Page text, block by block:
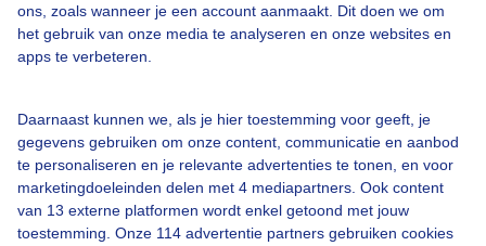
ons, zoals wanneer je een account aanmaakt. Dit doen we om
het gebruik van onze media te analyseren en onze websites en
apps te verbeteren.
Daarnaast kunnen we, als je hier toestemming voor geeft, je
gegevens gebruiken om onze content, communicatie en aanbod
te personaliseren en je relevante advertenties te tonen, en voor
marketingdoeleinden delen met 4 mediapartners. Ook content
van 13 externe platformen wordt enkel getoond met jouw
toestemming. Onze 114 advertentie partners gebruiken cookies
Een moment geduld aub...